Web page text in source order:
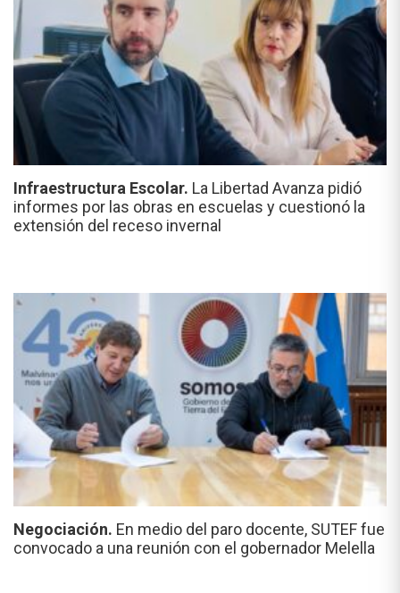
Infraestructura Escolar. La Libertad Avanza pidió
informes por las obras en escuelas y cuestionó la
extensión del receso invernal
Negociación. En medio del paro docente, SUTEF fue
convocado a una reunión con el gobernador Melella